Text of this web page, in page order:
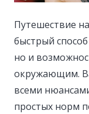
Путешествие
быстрый
но и
окружающим.
всеми
простых норм